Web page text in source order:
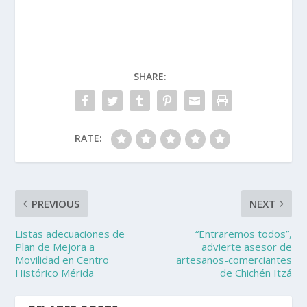
SHARE:
RATE:
PREVIOUS
Listas adecuaciones de
Plan de Mejora a
Movilidad en Centro
Histórico Mérida
NEXT
“Entraremos todos”,
advierte asesor de
artesanos-comerciantes
de Chichén Itzá